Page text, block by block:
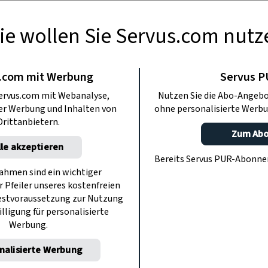
2026: Mein
für Ihren Lieblingsort. Heuer mit
Nützlingen, 22 vergessenen
versandkostenfrei bestellen!
wollen Sie Servus.com
mit Werbung
mit Webanalyse,
Werbung und Inhalten von
akzeptieren
sind ein wichtiger
unseres kostenfreien
zur Nutzung
für personalisierte
Werbung.
Werbung
Servus
Nutzen Sie die Abo-
ohne personalisierte
Zum
Bereits Servus PUR-